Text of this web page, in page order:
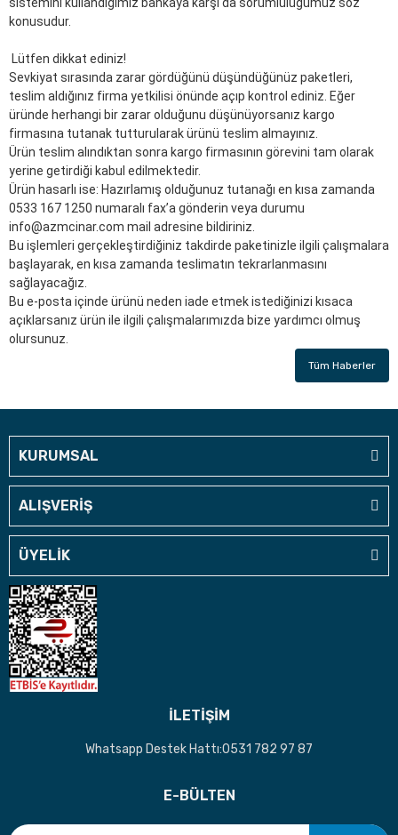
konusudur.
Lütfen dikkat ediniz!
Sevkiyat sırasında zarar gördüğünü düşündüğünüz paketleri,
teslim aldığınız firma yetkilisi önünde açıp kontrol ediniz. Eğer
üründe herhangi bir zarar olduğunu düşünüyorsanız kargo
firmasına tutanak tutturularak ürünü teslim almayınız.
Ürün teslim alındıktan sonra kargo firmasının görevini tam olarak
yerine getirdiği kabul edilmektedir.
Ürün hasarlı ise: Hazırlamış olduğunuz tutanağı en kısa zamanda
0533 167 1250 numaralı fax’a gönderin veya durumu
info@azmcinar.com mail adresine bildiriniz.
Bu işlemleri gerçekleştirdiğiniz takdirde paketinizle ilgili çalışmalara
başlayarak, en kısa zamanda teslimatın tekrarlanmasını
sağlayacağız.
Bu e-posta içinde ürünü neden iade etmek istediğinizi kısaca
açıklarsanız ürün ile ilgili çalışmalarımızda bize yardımcı olmuş
olursunuz.
Tüm Haberler
KURUMSAL
ALIŞVERİŞ
ÜYELİK
İLETİŞİM
Whatsapp Destek Hattı:0531 782 97 87
E-BÜLTEN